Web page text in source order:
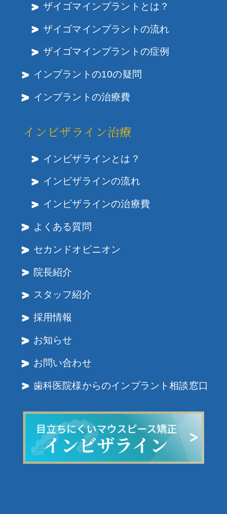
ザイゴマインプラントとは？
ザイゴマインプラントの流れ
ザイゴマインプラントの症例
インプラントの10の疑問
インプラントの治療費
インビザライン治療
インビザラインとは？
インビザラインの流れ
インビザラインの治療費
よくある質問
セカンドオピニオン
院長紹介
スタッフ紹介
採用情報
お知らせ
お問い合わせ
歯科医院様からのインプラント相談窓口